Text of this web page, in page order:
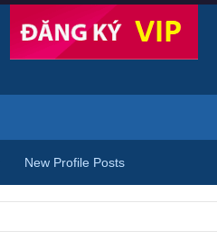
New Profile Posts